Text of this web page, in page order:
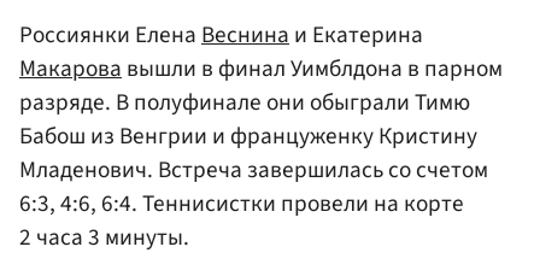
Россиянки ЕленаВеснинаи Екатерина
Макаровавышли в финал Уимблдона в парном
разряде. В полуфинале они обыграли Тимю
Бабош из Венгрии и француженку Кристину
Младенович. Встреча завершилась со счетом
6:3, 4:6, 6:4. Теннисистки провели на корте
2 часа 3 минуты.